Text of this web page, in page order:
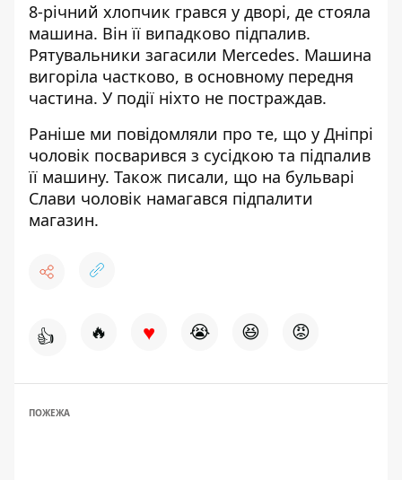
8-річний хлопчик грався у дворі, де стояла
машина. Він її випадково підпалив.
Рятувальники загасили Mercedes. Машина
вигоріла частково, в основному передня
частина. У події ніхто не постраждав.
Раніше ми повідомляли про те, що у Дніпрі
чоловік посварився з сусідкою та підпалив
її машину. Також писали, що на бульварі
Слави чоловік намагався підпалити
магазин.
👍 🔥 ♥ 😭 😆 😡
ПОЖЕЖА